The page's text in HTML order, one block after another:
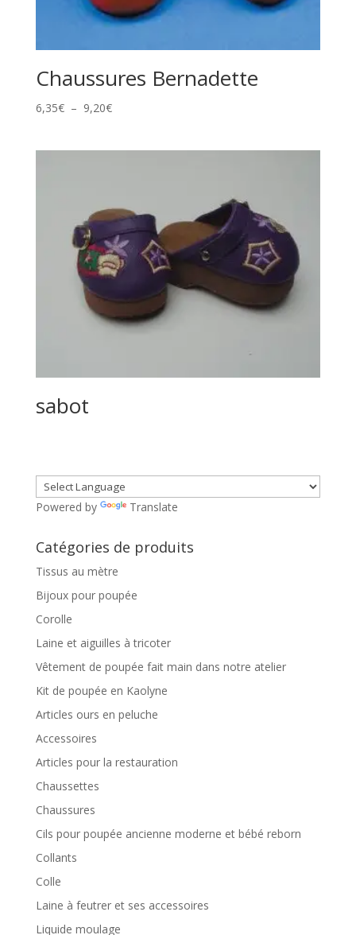
Chaussures Bernadette
6,35€ – 9,20€Plage
sabot
Powered by Translate
Catégories de produits
Tissus au mètre
Bijoux pour poupée
Corolle
Laine et aiguilles à tricoter
Vêtement de poupée fait main dans notre atelier
Kit de poupée en Kaolyne
Articles ours en peluche
Accessoires
Articles pour la restauration
Chaussettes
Chaussures
Cils pour poupée ancienne moderne et bébé reborn
Collants
Colle
Laine à feutrer et ses accessoires
Liquide moulage